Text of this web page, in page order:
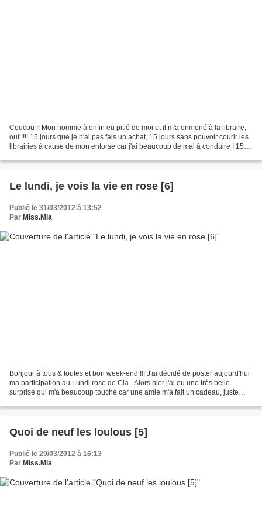
Coucou !! Mon homme à enfin eu pitié de moi et il m'a enmené à la libraire,
ouf !!!! 15 jours que je n'ai pas fais un achat, 15 jours sans pouvoir courir les
librairies à cause de mon entorse car j'ai beaucoup de mal à conduire ! 15
Le lundi, je vois la vie en rose [6]
Publié le 31/03/2012 à 13:52
Par Miss.Mia
Bonjour à tous & toutes et bon week-end !!! J'ai décidé de poster aujourd'hui
ma participation au Lundi rose de Cla . Alors hier j'ai eu une très belle
surprise qui m'a beaucoup touché car une amie m'a fait un cadeau, juste
Quoi de neuf les loulous [5]
Publié le 29/03/2012 à 16:13
Par Miss.Mia